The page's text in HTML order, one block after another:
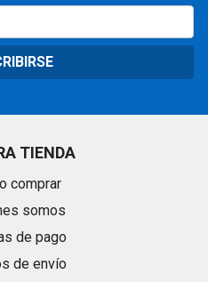
TIENDA
comprar
somos
de pago
de envío